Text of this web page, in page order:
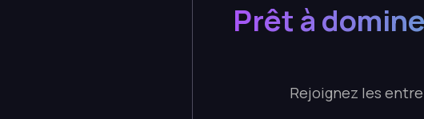
Prêt à
Rejoignez les